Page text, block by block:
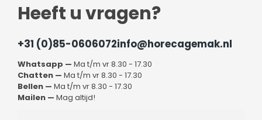
Heeft u vragen?
+31 (0)85-0606072info@horecagemak.nl
Whatsapp — Ma t/m vr 8.30 - 17.30
Chatten — Ma t/m vr 8.30 - 17.30
Bellen — Ma t/m vr 8.30 - 17.30
Mailen — Mag altijd!